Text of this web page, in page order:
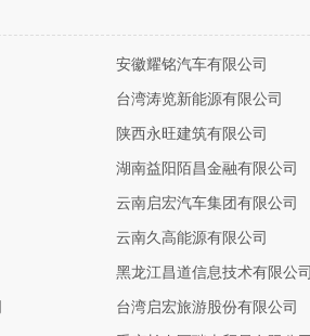
安徽耀铭汽车有限公司
台湾涛览新能源有限公司
陕西永旺建筑有限公司
湖南益阳陌昌金融有限公司
云南启宏汽车集团有限公司
云南久高能源有限公司
黑龙江昌道信息技术有限公司
台湾启宏旅游股份有限公司